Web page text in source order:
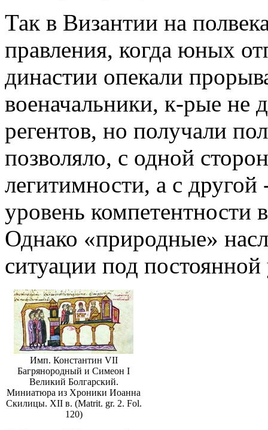
Так в Византии на
правления, когда юных
династии опекали
военачальники, к-рые не
регентов, но получали
позволяло, с одной
легитимности, а с другой
уровень компетентности
Однако «природные»
ситуации под
Имп. Константин VII
Багрянородный и Симеон I
Великий Болгарский.
Миниатюра из Хроники Иоанна
Скилицы. XII в. (Matrit. gr. 2. Fol.
120)